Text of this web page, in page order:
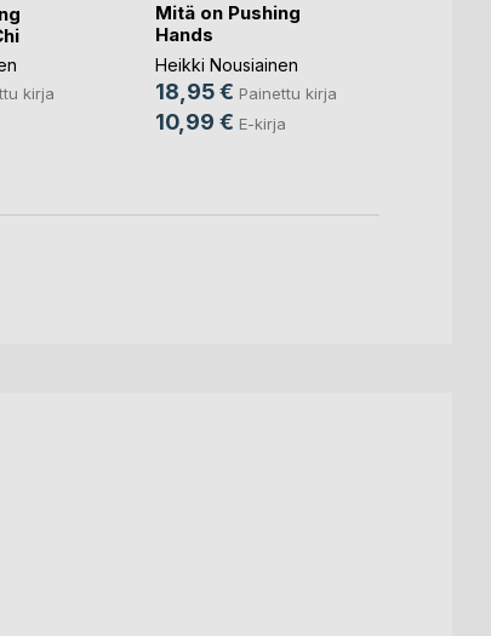
kirja
Mitä on Pushing
Hands
Heikki Nousiainen
18,95 € Painettu kirja
10,99 € E-kirja